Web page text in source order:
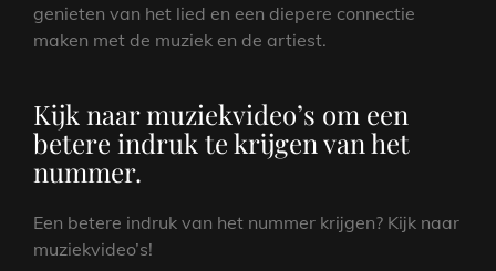
genieten van het lied en een diepere connectie
maken met de muziek en de artiest.
Kijk naar muziekvideo’s om een
betere indruk te krijgen van het
nummer.
Een betere indruk van het nummer krijgen? Kijk naar
muziekvideo’s!